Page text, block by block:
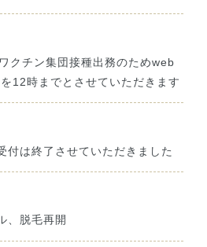
チン集団接種出務のためweb
12時までとさせていただきます
付は終了させていただきました
、脱毛再開